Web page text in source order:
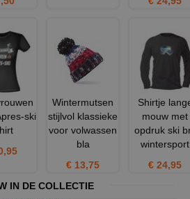
ski
Wintermutsen
stijlvol klassieke
voor volwassen
bla
€ 13,75
Shirtje
mouw met
opdruk ski
wintersport
€ 24,95
IN DE COLLECTIE